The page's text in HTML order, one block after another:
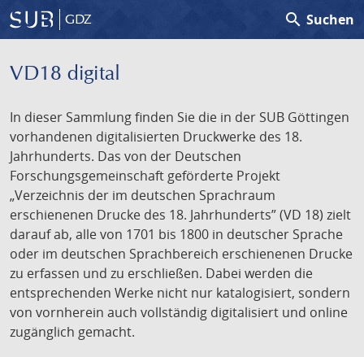
GDZ search Suchen
VD18 digital
In dieser Sammlung finden Sie die in der SUB Göttingen
vorhandenen digitalisierten Druckwerke des 18.
Jahrhunderts. Das von der Deutschen
Forschungsgemeinschaft geförderte Projekt
„Verzeichnis der im deutschen Sprachraum
erschienenen Drucke des 18. Jahrhunderts” (VD 18) zielt
darauf ab, alle von 1701 bis 1800 in deutscher Sprache
oder im deutschen Sprachbereich erschienenen Drucke
zu erfassen und zu erschließen. Dabei werden die
entsprechenden Werke nicht nur katalogisiert, sondern
von vornherein auch vollständig digitalisiert und online
zugänglich gemacht.